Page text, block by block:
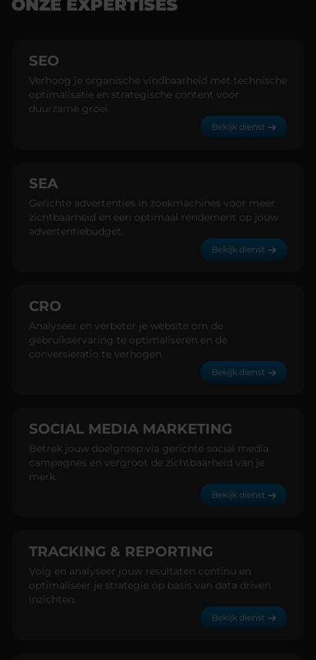
ONZE EXPERTISES
SEO
Verhoog je organische vindbaarheid met technische
optimalisatie en strategische content voor
duurzame groei
Bekijk dienst
SEA
Gerichte advertenties in zoekmachines voor meer
zichtbaarheid en een optimaal rendement op jouw
advertentiebudget.
Bekijk dienst
CRO
Analyseer en verbeter je website om de
gebruikservaring te optimaliseren en de
conversieratio te verhogen.
Bekijk dienst
SOCIAL MEDIA MARKETING
Betrek jouw doelgroep via gerichte social media
campagnes en vergroot de zichtbaarheid van je
merk.
Bekijk dienst
TRACKING & REPORTING
Volg en analyseer jouw resultaten continu en
optimaliseer je strategie op basis van data driven
inzichten.
Bekijk dienst